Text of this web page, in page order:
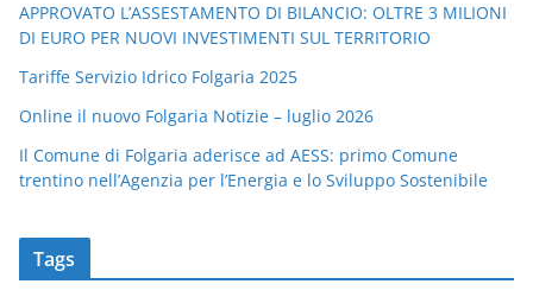
APPROVATO L’ASSESTAMENTO DI BILANCIO: OLTRE 3 MILIONI
DI EURO PER NUOVI INVESTIMENTI SUL TERRITORIO
Tariffe Servizio Idrico Folgaria 2025
Online il nuovo Folgaria Notizie – luglio 2026
Il Comune di Folgaria aderisce ad AESS: primo Comune
trentino nell’Agenzia per l’Energia e lo Sviluppo Sostenibile
Tags